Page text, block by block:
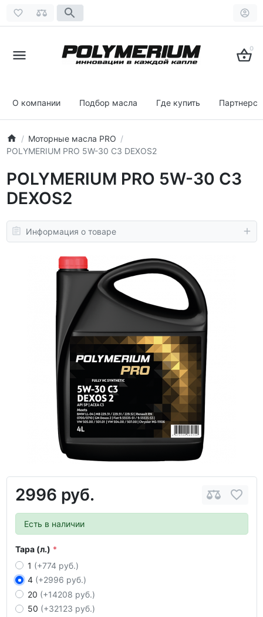
0
О компании Подбор масла Где купить
Моторные масла PRO
POLYMERIUM PRO 5W-30 C3 DEXOS2
POLYMERIUM PRO 5W-30 C3
DEXOS2
Информация о товаре
2996 руб.
Есть в наличии
Тара (л.)
1 (+774 руб.)
4 (+2996 руб.)
20 (+14208 руб.)
50 (+32123 руб.)